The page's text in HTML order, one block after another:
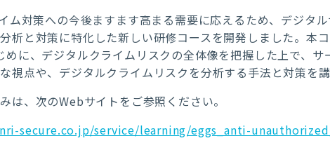
ム対策への今後ますます高まる需要に応えるため、デジタ
析と対策に特化した新しい研修コースを開発しました。本
めに、デジタルクライムリスクの全体像を把握した上で、
視点や、デジタルクライムリスクを分析する手法と対策を
は、次のWebサイトをご参照ください。
secure.co.jp/service/learning/eggs_anti-